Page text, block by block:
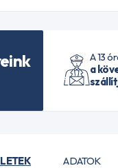
A 13
a
ADATOK